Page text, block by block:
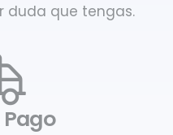
duda que tengas.
Pago